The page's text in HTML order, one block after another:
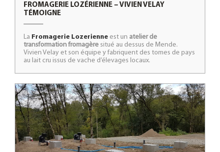
FROMAGERIE LOZÉRIENNE – VIVIEN VELAY
TÉMOIGNE
La Fromagerie Lozerienne est un atelier de
transformation fromagère situé au dessus de Mende.
Vivien Velay et son équipe y fabriquent des tomes de pays
au lait cru issus de vache d’élevages locaux.